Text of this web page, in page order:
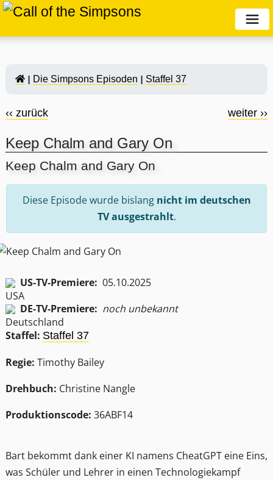
Die Simpsons Episoden Staffel 37
‹‹ zurück weiter ››
Keep Chalm and Gary On
Keep Chalm and Gary On
Diese Episode wurde bislang nicht im deutschen
TV ausgestrahlt.
US-TV-Premiere: 05.10.2025
DE-TV-Premiere: noch unbekannt
Staffel: Staffel 37
Regie: Timothy Bailey
Drehbuch: Christine Nangle
Produktionscode: 36ABF14
Bart bekommt dank einer KI namens CheatGPT eine Eins,
was Schüler und Lehrer in einen Technologiekampf